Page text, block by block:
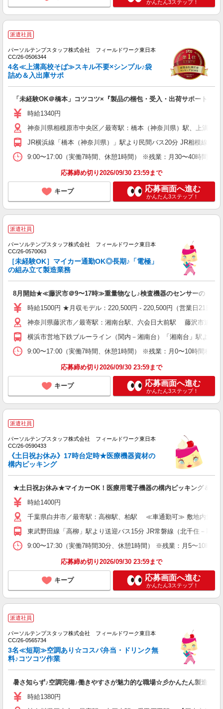
かんたん3ステップ！
派遣社員
パーソルテンプスタッフ株式会社 フィールドワーク東日本
CC/26-0506344
4名≪上溝高校そば≫スキル不要×シンプル♪袋
詰め＆入出庫サポ
「未経験OK＠橋本」コツコツ×『製品の梱包・受入・出荷サポート』
時給1340円
神奈川県相模原市中央区／最寄駅：橋本（神奈川県）駅、上
JR横浜線「橋本（神奈川県）」駅より民間バス20分 JR相模線「上
9:00〜17:00（実働7時間、休憩1時間） ※残業：月30〜40時間程
応募締め切り2026/09/30 23:59まで
キープ 応募画面へ進む
かんたん3ステップ！
派遣社員
パーソルテンプスタッフ株式会社 フィールドワーク東日本
CC/26-0570063
［未経験OK］マイカー通勤OK◎長期♪「電極」
の組み立て製造業務
8月開始★≪藤沢市＠9〜17時≫重量物なし♪検査機器のセンサーの「組
時給1500円 ★月収モデル：220,500円 - 220,500円（営業日21日換
神奈川県藤沢市／最寄駅：湘南台駅、六会日大前駅 藤沢市遠
横浜市営地下鉄ブルーライン（関内－湘南台）「湘南台」駅より
9:00〜17:00（実働7時間、休憩1時間） ※残業：月0〜10時間程度
応募締め切り2026/09/30 23:59まで
キープ 応募画面へ進む
かんたん3ステップ！
派遣社員
パーソルテンプスタッフ株式会社 フィールドワーク東日本
CC/26-0590433
《土日祝お休み》17時台定時★医療機器資材の
構内ピッキング
★土日祝お休み★マイカーOK！医療用電子機器の構内ピッキング＆出荷
時給1400円
千葉県白井市／最寄駅：高柳駅、柏駅 ≪車通勤可≫ 敷地内無料
東武野田線「高柳」駅より送迎バス15分 JR常磐線（北千住－取手
9:00〜17:30（実働7時間30分、休憩1時間） ※残業：月5〜10時
応募締め切り2026/09/30 23:59まで
キープ 応募画面へ進む
かんたん3ステップ！
派遣社員
パーソルテンプスタッフ株式会社 フィールドワーク東日本
CC/26-0565734
3名≪短期≫空調あり☆コスパ弁当・ドリンク無
料♪コツコツ作業
暑さ知らず♪空調完備♪働きやすさが魅力的な職場☆彡かんたん製造サポ
時給1380円